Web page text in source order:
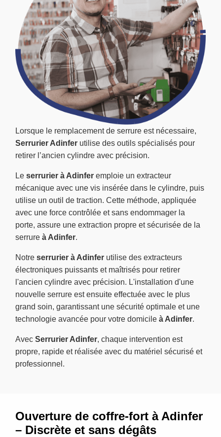
Lorsque le remplacement de serrure est nécessaire,
Serrurier Adinfer utilise des outils spécialisés pour
retirer l’ancien cylindre avec précision.
Le serrurier à Adinfer emploie un extracteur
mécanique avec une vis insérée dans le cylindre, puis
utilise un outil de traction. Cette méthode, appliquée
avec une force contrôlée et sans endommager la
porte, assure une extraction propre et sécurisée de la
serrure à Adinfer.
Notre serrurier à Adinfer utilise des extracteurs
électroniques puissants et maîtrisés pour retirer
l'ancien cylindre avec précision. L'installation d'une
nouvelle serrure est ensuite effectuée avec le plus
grand soin, garantissant une sécurité optimale et une
technologie avancée pour votre domicile à Adinfer.
Avec Serrurier Adinfer, chaque intervention est
propre, rapide et réalisée avec du matériel sécurisé et
professionnel.
Ouverture de coffre-fort à Adinfer
– Discrète et sans dégâts